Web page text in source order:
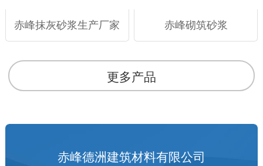
赤峰抹灰砂浆生产厂家 赤峰砌筑砂浆
更多产品
赤峰德洲建筑材料有限公司